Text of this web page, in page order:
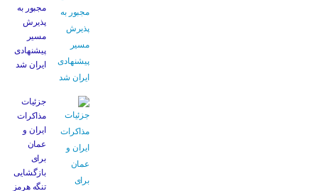
مجبور به
پذیرش
مسیر
پیشنهادی
ایران شد
جزئیات
مذاکرات
ایران و
عمان
برای
بازگشایی
تنگه هرمز